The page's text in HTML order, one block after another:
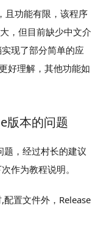
且功能有限，该程序
，但目前缺少中文介
现了部分简单的应
好理解，其他功能如
版本的问题
题，经过村长的建议
作为教程说明。
置文件外，Release